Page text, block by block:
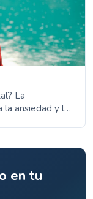
La
la ansiedad y la
en tu